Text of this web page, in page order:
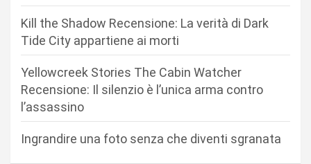
Kill the Shadow Recensione: La verità di Dark
Tide City appartiene ai morti
Yellowcreek Stories The Cabin Watcher
Recensione: Il silenzio è l’unica arma contro
l’assassino
Ingrandire una foto senza che diventi sgranata